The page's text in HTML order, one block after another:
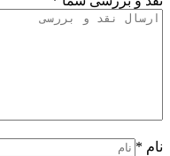
نام *